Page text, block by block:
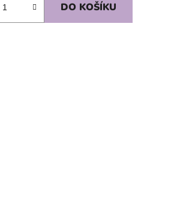
DO KOŠÍKU